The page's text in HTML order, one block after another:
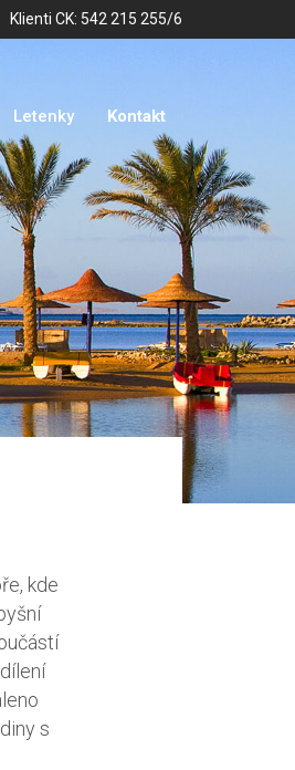
Klienti CK: 542 215 255/6
Letenky Kontakt
kde
s